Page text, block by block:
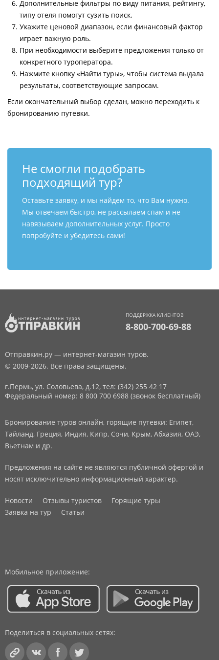
Дополнительные фильтры по виду питания, рейтингу,
типу отеля помогут сузить поиск.
Укажите ценовой диапазон, если финансовый фактор
играет важную роль.
При необходимости выберите предложения только от
конкретного туроператора.
Нажмите кнопку «Найти туры», чтобы система выдала
результаты, соответствующие запросам.
Если окончательный выбор сделан, можно переходить к
бронированию путевки.
Не смогли подобрать
подходящий тур?
Оставьте заявку, и мы найдем то, что Вам нужно.
Мы отвечаем быстро, не рассылаем спам и не
навязываем дополнительных услуг. Просто
попробуйте и убедитесь сами!
ПОДДЕРЖКА КЛИЕНТОВ
8-800-700-69-88
Отправкин.ру — интернет-магазин туров.
© 2009-2026. Все права защищены.
г.Пермь, ул. Соловьева, д.12, тел: (342) 255 42 17
Федеральный номер: 8 800 700 6988 (звонок бесплатный)
Бронирование туров онлайн, горящие путевки: Египет,
Тайланд, Греция, Индия, Кипр, Сочи, Крым, Абхазия, ОАЭ,
Вьетнам и др.
Предложения на сайте не являются публичной офертой и
носят исключительно информационный характер.
Новости Отзывы туристов
Горящие туры
Заявка на тур
Статьи
Мобильное приложение:
Поделиться в социальных сетях: